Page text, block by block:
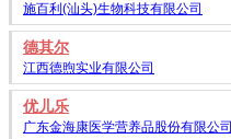
施百利(汕头)生物科技有限公司
德其尔
江西德煦实业有限公司
优儿乐
广东金海康医学营养品股份有限公司